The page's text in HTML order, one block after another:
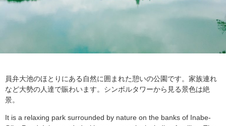
員弁大池のほとりにある自然に囲まれた憩いの公園です。家族連れ
など大勢の人達で賑わいます。シンボルタワーから見る景色は絶
景。
It is a relaxing park surrounded by nature on the banks of Inabe-